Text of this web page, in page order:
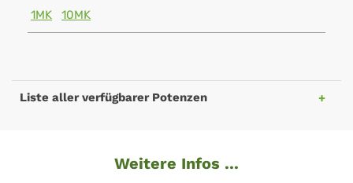
1MK
10MK
Liste aller verfügbarer Potenzen
Weitere Infos ...